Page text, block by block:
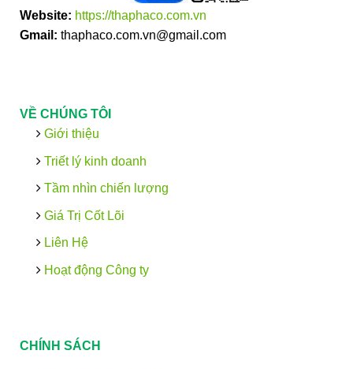
Website: https://thaphaco.com.vn
Gmail: thaphaco.com.vn@gmail.com
VỀ CHÚNG TÔI
Giới thiệu
Triết lý kinh doanh
Tầm nhìn chiến lượng
Giá Trị Cốt Lõi
Liên Hệ
Hoạt động Công ty
CHÍNH SÁCH